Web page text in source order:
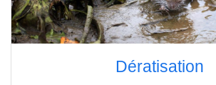
Dératisation